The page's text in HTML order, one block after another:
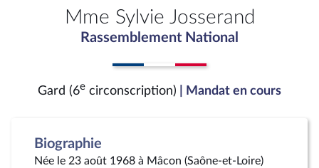
Mme Sylvie Josserand
Rassemblement National
Gard (6e circonscription) | Mandat en cours
Biographie
Née le 23 août 1968 à Mâcon (Saône-et-Loire)